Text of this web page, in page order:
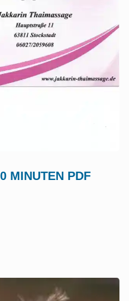
MINUTEN PDF